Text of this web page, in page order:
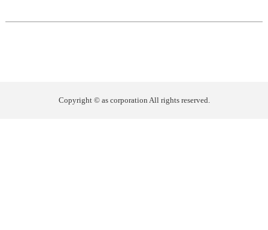
Copyright © as corporation All rights reserved.